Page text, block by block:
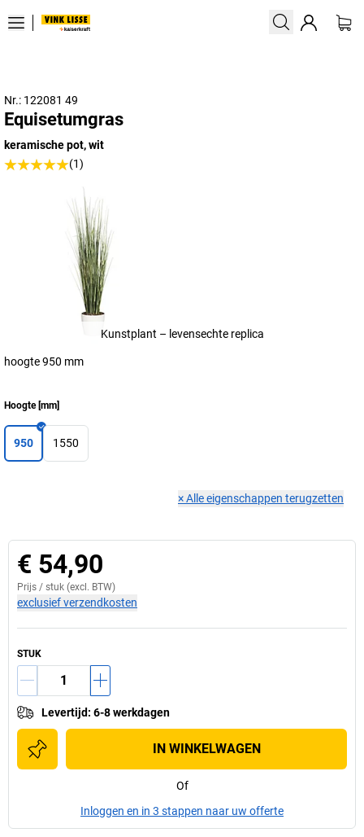
Nr.: 122081 49
Equisetumgras
keramische pot, wit
(1)
Kunstplant – levensechte replica
hoogte 950 mm
Hoogte[mm]
950 1550
×Alle eigenschappen terugzetten
€ 54,90
Prijs / stuk (excl. BTW)
exclusief verzendkosten
STUK
Levertijd: 6-8 werkdagen
IN WINKELWAGEN
Of
Inloggen en in 3 stappen naar uw offerte